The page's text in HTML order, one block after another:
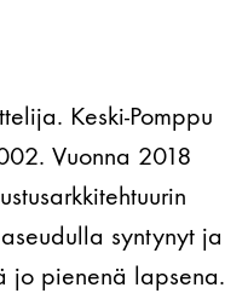
Keski-Pomppu
Vuonna 2018
syntynyt ja
jo pienenä lapsena.